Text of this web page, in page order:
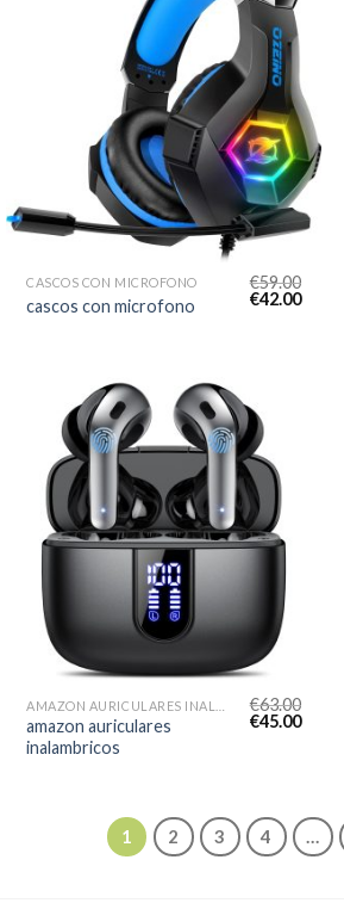
CASCOS CON MICROFONO
cascos con microfono
€59.00
€42.00
amazon auriculares
inalambricos
€63.00
€45.00
1 2 3 4 …